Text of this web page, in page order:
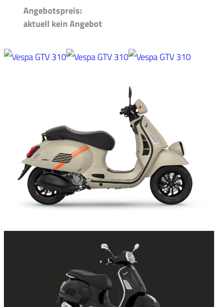
Angebotspreis:
aktuell kein Angebot